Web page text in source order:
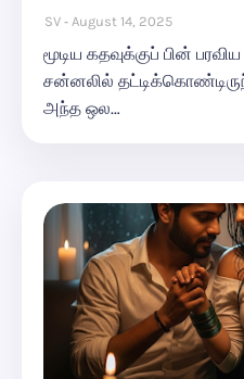
SV August 14, 2025
மூடிய கதவுக்குப் பின்
சன்னலில்
அந்த ஒல…